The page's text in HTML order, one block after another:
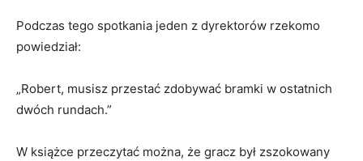
Podczas tego spotkania jeden z dyrektorów rzekomo
powiedział:
„Robert, musisz przestać zdobywać bramki w ostatnich
dwóch rundach.”
W książce przeczytać można, że gracz był zszokowany